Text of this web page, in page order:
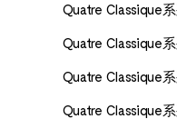
Quatre Classique
Quatre Classique
Quatre Classique
Quatre Classique